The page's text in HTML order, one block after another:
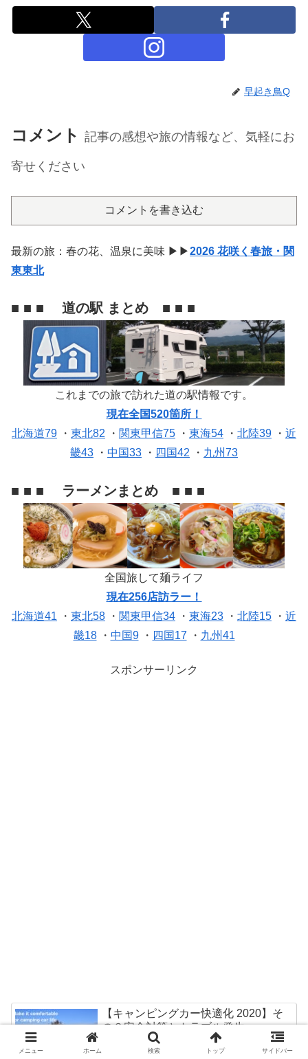
早起き鳥Q
コメント 記事の感想や旅の情報など、気軽にお
寄せください
コメントを書き込む
最新の旅：春の花、温泉に美味 ▶▶2026 花咲く春旅・関
東東北
■ ■ ■ 道の駅 まとめ ■ ■ ■
これまでの旅で訪れた道の駅情報です。
現在全国520箇所！
北海道79 ・ 東北82 ・ 関東甲信75 ・ 東海54 ・ 北陸39 ・ 近
畿43 ・ 中国33 ・ 四国42 ・ 九州73
■ ■ ■ ラーメンまとめ ■ ■ ■
全国旅して麺ライフ
現在256店訪ラー！
北海道41 ・ 東北58 ・ 関東甲信34 ・ 東海23 ・ 北陸15 ・ 近
畿18・ 中国9・ 四国17 ・ 九州41
スポンサーリンク
【キャンピングカー快適化 2020】そ
の３安全対策とトラブル発生
メニュー ホーム 検索 トップ サイドバー